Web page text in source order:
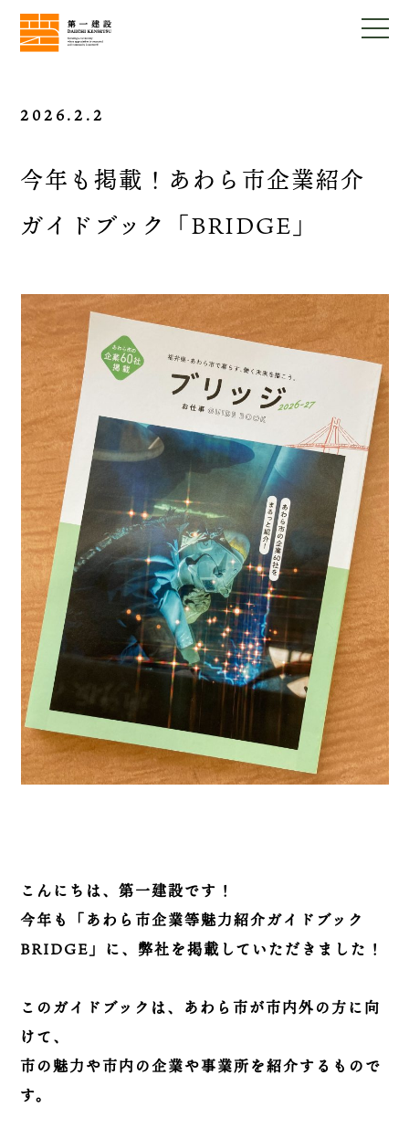
2026.2.2
今年も掲載！あわら市企業紹介
ガイドブック「BRIDGE」
こんにちは、第一建設です！
今年も「あわら市企業等魅力紹介ガイドブック
BRIDGE」に、弊社を掲載していただきました！
このガイドブックは、あわら市が市内外の方に向
けて、
市の魅力や市内の企業や事業所を紹介するもので
す。